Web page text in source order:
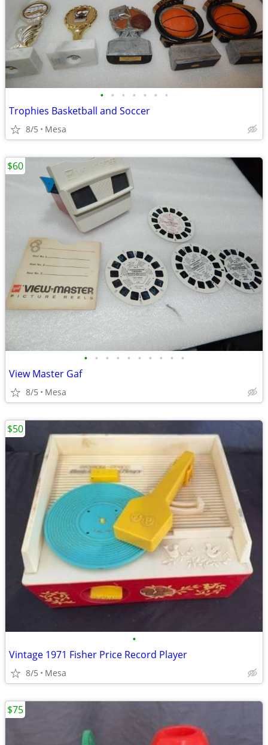
• • • • • • •
Trophies Basketball and Soccer
8/5 Mesa
• • • • • • • • • •
View Master Gaf
8/5 Mesa
$60
•
Vintage 1971 Fisher Price Record Player
8/5 Mesa
$50
$75